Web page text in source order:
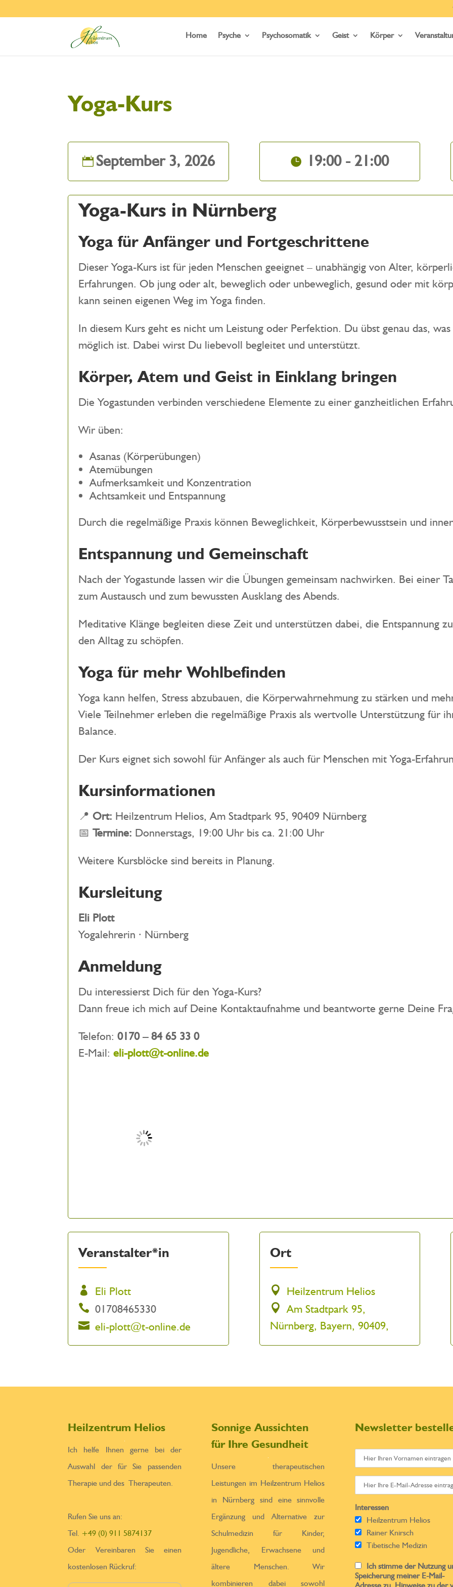
Home Psyche Psychosomatik Geist Körper
Yoga-Kurs
September 3, 2026 19:00 - 21:00
Yoga-Kurs in Nürnberg
Yoga für Anfänger und Fortgeschrittene
Dieser Yoga-Kurs ist für jeden Menschen geeignet – unabhängig von Alter,
Erfahrungen. Ob jung oder alt, beweglich oder unbeweglich, gesund oder mit
kann seinen eigenen Weg im Yoga finden.
In diesem Kurs geht es nicht um Leistung oder Perfektion. Du übst genau das,
möglich ist. Dabei wirst Du liebevoll begleitet und unterstützt.
Körper, Atem und Geist in Einklang bringen
Die Yogastunden verbinden verschiedene Elemente zu einer ganzheitlichen
Wir üben:
Asanas (Körperübungen)
Atemübungen
Aufmerksamkeit und Konzentration
Achtsamkeit und Entspannung
Durch die regelmäßige Praxis können Beweglichkeit, Körperbewusstsein und
Entspannung und Gemeinschaft
Nach der Yogastunde lassen wir die Übungen gemeinsam nachwirken. Bei einer
zum Austausch und zum bewussten Ausklang des Abends.
Meditative Klänge begleiten diese Zeit und unterstützen dabei, die Entspannung
den Alltag zu schöpfen.
Yoga für mehr Wohlbefinden
Yoga kann helfen, Stress abzubauen, die Körperwahrnehmung zu stärken und
Viele Teilnehmer erleben die regelmäßige Praxis als wertvolle Unterstützung für
Balance.
Der Kurs eignet sich sowohl für Anfänger als auch für Menschen mit Yoga-
Kursinformationen
📍Ort: Heilzentrum Helios, Am Stadtpark 95, 90409 Nürnberg
📅Termine: Donnerstags, 19:00 Uhr bis ca. 21:00 Uhr
Weitere Kursblöcke sind bereits in Planung.
Kursleitung
Eli Plott
Yogalehrerin · Nürnberg
Anmeldung
Du interessierst Dich für den Yoga-Kurs?
Dann freue ich mich auf Deine Kontaktaufnahme und beantworte gerne Deine
Telefon:0170 – 84 65 33 0
E-Mail:eli-plott@t-online.de
Veranstalter*in
Eli Plott
01708465330
eli-plott@t-online.de
Ort
Heilzentrum Helios
Am Stadtpark 95,
Nürnberg, Bayern, 90409,
Heilzentrum Helios
Ich helfe Ihnen gerne bei der
Auswahl der für Sie passenden
Therapie und des Therapeuten.
Rufen Sie uns an:
Tel. +49 (0) 911 5874137
Oder Vereinbaren Sie einen
kostenlosen Rückruf:
Sonnige Aussichten
für Ihre Gesundheit
Unsere therapeutischen
Leistungen im Heilzentrum Helios
in Nürnberg sind eine sinnvolle
Ergänzung und Alternative zur
Schulmedizin für Kinder,
Jugendliche, Erwachsene und
ältere Menschen. Wir
kombinieren dabei sowohl
Newsletter
Interessen
Heilzentrum Helios
Rainer Knirsch
Tibetische Medizin
Ich stimme der Nutzung
Speicherung meiner E-Mail-